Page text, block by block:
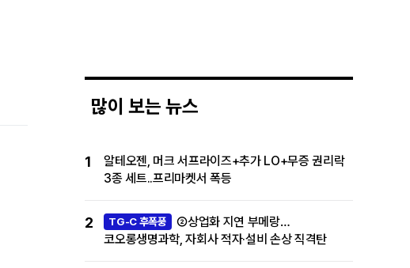
많이 보는 뉴스
1
알테오젠, 머크 서프라이즈+추가 LO+무증 권리락
3종 세트..프리마켓서 폭등
2 TG-C 후폭풍
②상업화 지연 부메랑…
코오롱생명과학, 자회사 적자·설비 손상 직격탄